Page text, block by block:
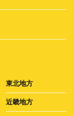
東北地方
近畿地方